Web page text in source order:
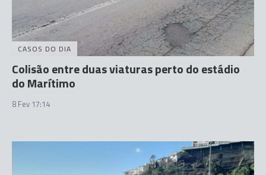
CASOS DO DIA
Colisão entre duas viaturas perto do estádio
do Marítimo
8 Fev 17:14